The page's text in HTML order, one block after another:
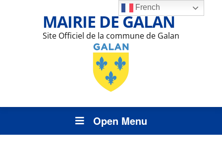
MAIRIE DE GALAN
Site Officiel de la commune de Galan
Open Menu
French